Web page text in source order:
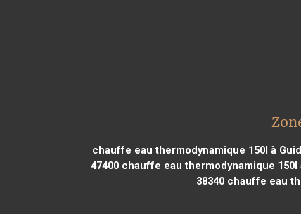
chauffe eau thermodynamique 150l à
47400 chauffe eau thermodynamique 150l
38340chauffe eau